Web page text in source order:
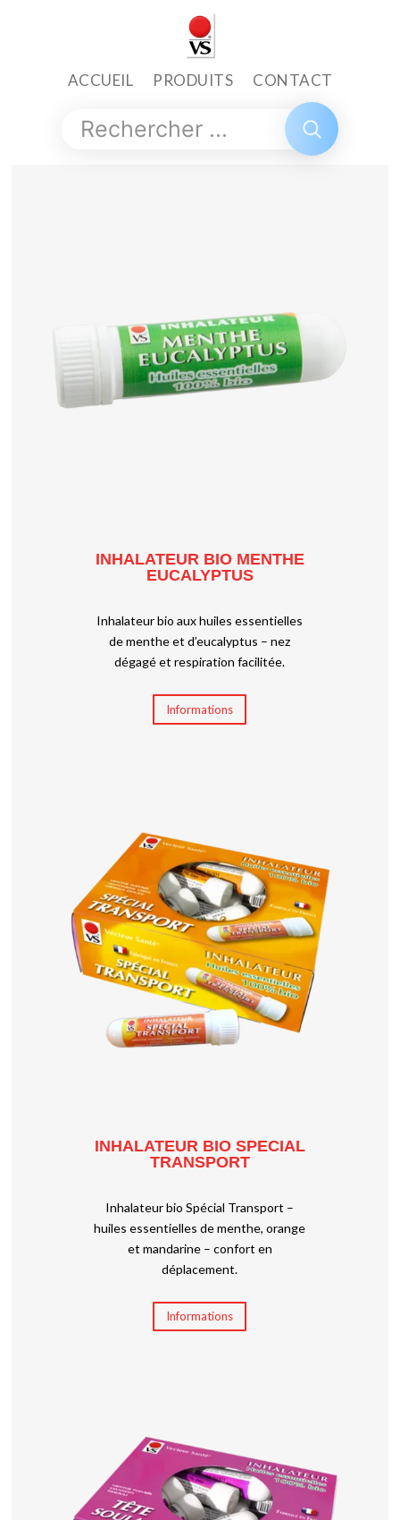
ACCUEIL PRODUITS CONTACT
INHALATEUR BIO MENTHE
EUCALYPTUS
Inhalateur bio aux huiles essentielles
de menthe et d’eucalyptus – nez
dégagé et respiration facilitée.
Informations
INHALATEUR BIO SPECIAL
TRANSPORT
Inhalateur bio Spécial Transport –
huiles essentielles de menthe, orange
et mandarine – confort en
déplacement.
Informations